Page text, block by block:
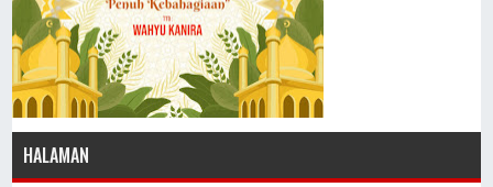
HALAMAN